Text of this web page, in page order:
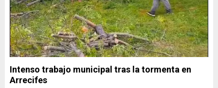
Intenso trabajo municipal tras la tormenta en
Arrecifes